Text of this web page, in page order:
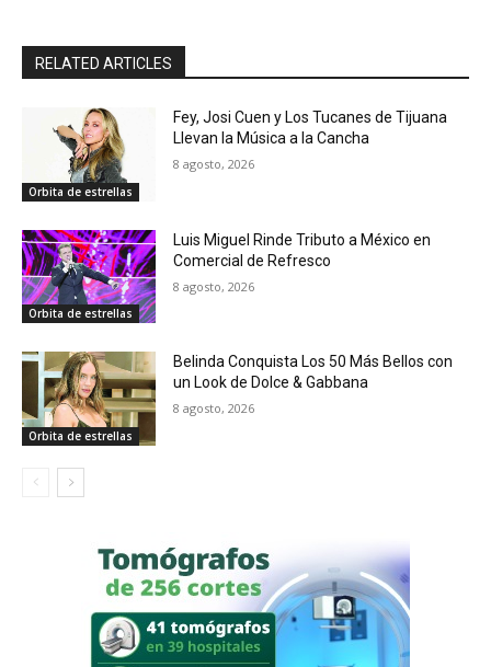
RELATED ARTICLES
Orbita de estrellas
Fey, Josi Cuen y Los Tucanes de Tijuana
Llevan la Música a la Cancha
8 agosto, 2026
Orbita de estrellas
Luis Miguel Rinde Tributo a México en
Comercial de Refresco
8 agosto, 2026
Orbita de estrellas
Belinda Conquista Los 50 Más Bellos con
un Look de Dolce & Gabbana
8 agosto, 2026